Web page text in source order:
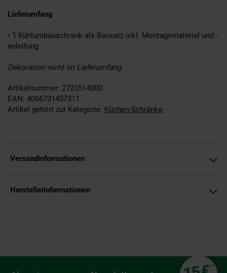
Lieferumfang
• 1 Kühlumbauschrank als Bausatz inkl. Montagematerial und -
anleitung
Dekoration nicht im Lieferumfang
Artikelnummer: 2723514000
EAN: 4066731457311
Artikel gehört zur Kategorie: Küchen-Schränke
Versandinformationen
Herstellerinformationen
**